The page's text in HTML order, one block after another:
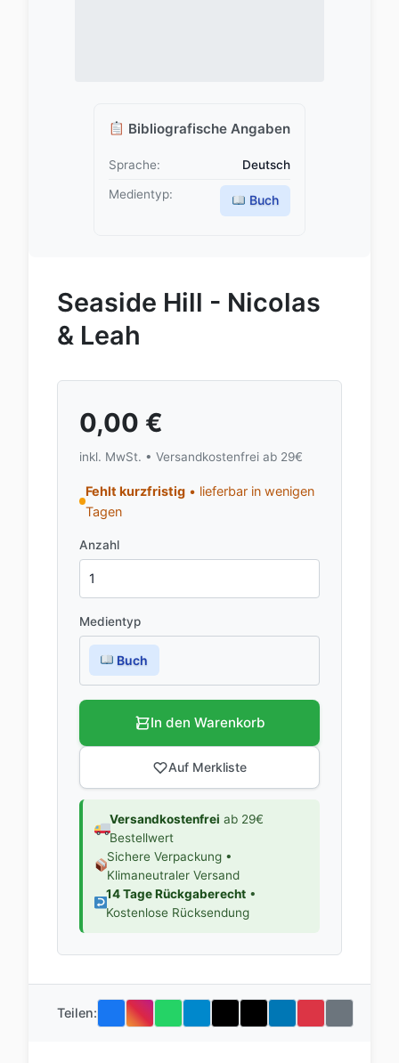
Bibliografische Angaben
Sprache: Deutsch
Medientyp: Buch
Seaside Hill - Nicolas
& Leah
0,00 €
inkl. MwSt. • Versandkostenfrei ab 29€
Fehlt kurzfristig• lieferbar in wenigen
Tagen
Anzahl
Medientyp
Buch
In den Warenkorb
Auf Merkliste
Versandkostenfrei ab 29€
Bestellwert
Sichere Verpackung •
Klimaneutraler Versand
14 Tage Rückgaberecht•
Kostenlose Rücksendung
Teilen: